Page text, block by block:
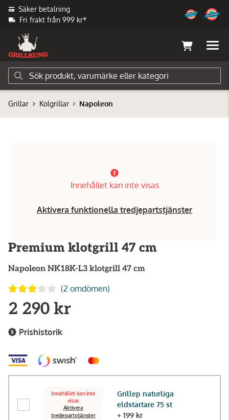
Säker betalning
Fri frakt från 999 kr*
Grillar Kolgrillar Napoleon
Innehållet kan inte visas
Aktivera funktionella tredjepartstjänster
Premium klotgrill 47 cm
Napoleon NK18K-L3 klotgrill 47 cm
(2 omdömen)
2 290 kr
Prishistorik
Innehållet kan inte
visas
Aktivera
tredjepartstjänster
Grillep naturliga
eldstartare 75 st
+ 199 kr